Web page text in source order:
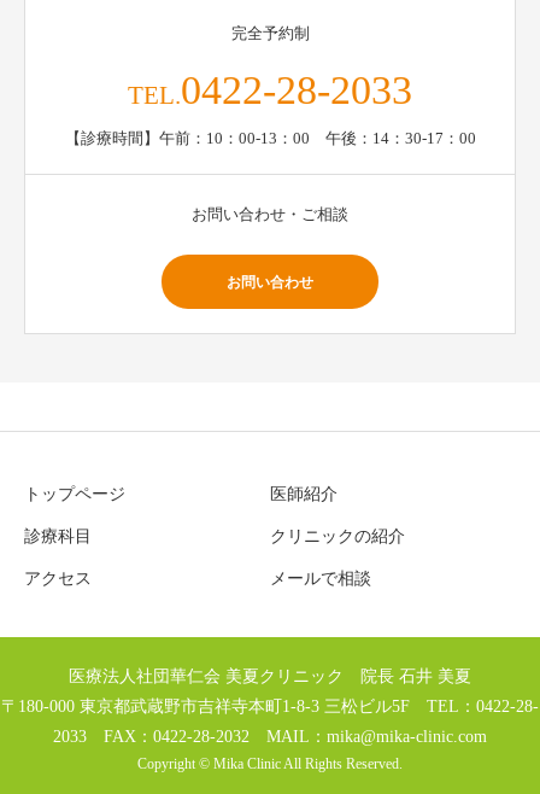
完全予約制
TEL.0422-28-2033
【診療時間】午前：10：00-13：00 午後：14：30-17：00
お問い合わせ・ご相談
お問い合わせ
トップページ 医師紹介
診療科目 クリニックの紹介
アクセス メールで相談
医療法人社団華仁会 美夏クリニック 院長 石井 美夏
〒180-000 東京都武蔵野市吉祥寺本町1-8-3 三松ビル5F TEL：0422-28-
2033 FAX：0422-28-2032 MAIL： mika@mika-clinic.com
Copyright © Mika Clinic All Rights Reserved.